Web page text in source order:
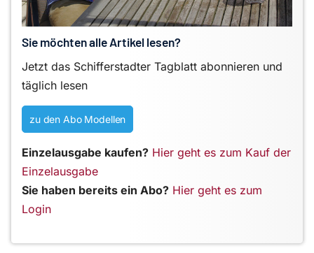
Sie möchten alle Artikel lesen?
Jetzt das Schifferstadter Tagblatt abonnieren und
täglich lesen
zu den Abo Modellen
Einzelausgabe kaufen? Hier geht es zum Kauf der
Einzelausgabe
Sie haben bereits ein Abo? Hier geht es zum
Login